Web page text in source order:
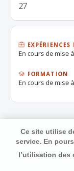
27
EXPÉRIENCES
En cours de mise
FORMATION
En cours de mise
Ce site utilise
service. En
l’utilisation des